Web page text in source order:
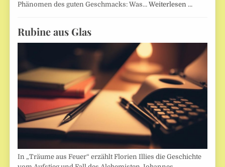
Phänomen des guten Geschmacks: Was…Weiterlesen …
Rubine aus Glas
In „Träume aus Feuer“ erzählt Florien Illies die Geschichte